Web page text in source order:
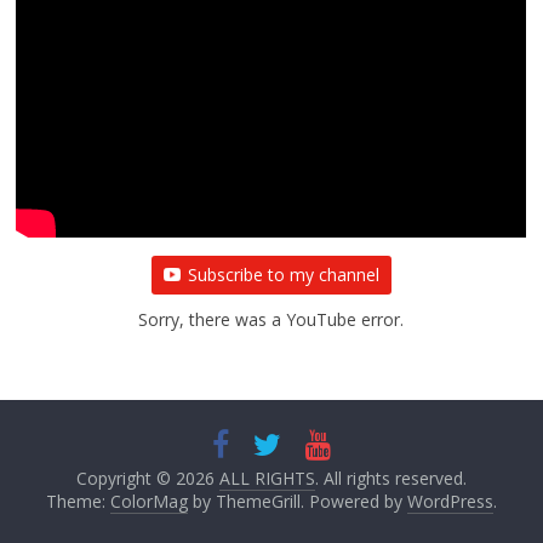
Subscribe to my channel
Sorry, there was a YouTube error.
Copyright © 2026 ALL RIGHTS. All rights reserved.
Theme: ColorMagby ThemeGrill. Powered by WordPress.